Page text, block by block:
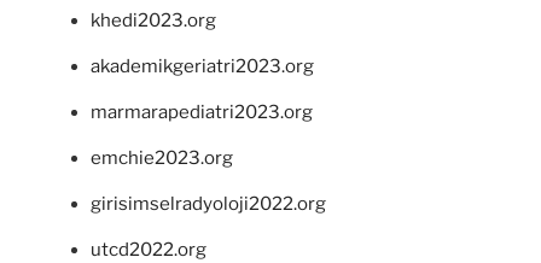
khedi2023.org
akademikgeriatri2023.org
marmarapediatri2023.org
emchie2023.org
girisimselradyoloji2022.org
utcd2022.org